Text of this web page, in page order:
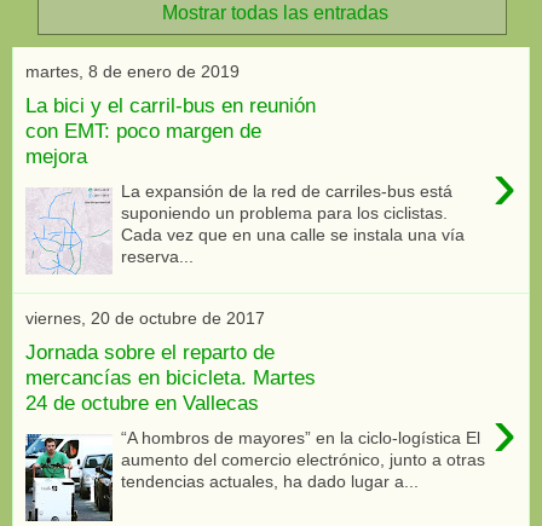
Mostrar todas las entradas
martes, 8 de enero de 2019
La bici y el carril-bus en reunión
con EMT: poco margen de
mejora
›
La expansión de la red de carriles-bus está
suponiendo un problema para los ciclistas.
Cada vez que en una calle se instala una vía
reserva...
viernes, 20 de octubre de 2017
Jornada sobre el reparto de
mercancías en bicicleta. Martes
24 de octubre en Vallecas
›
“A hombros de mayores” en la ciclo-logística El
aumento del comercio electrónico, junto a otras
tendencias actuales, ha dado lugar a...